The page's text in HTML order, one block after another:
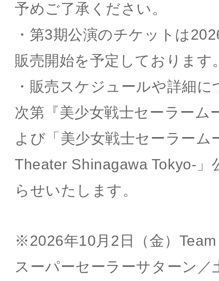
予めご了承ください。
・第3期公演のチケットは
販売開始を予定しております
・販売スケジュールや詳細
次第『美少女戦士セーラーム
よび「美少女戦士セーラーム
Theater Shinagawa Tokyo-」
らせいたします。
※2026年10月2日（金）
スーパーセーラーサターン／